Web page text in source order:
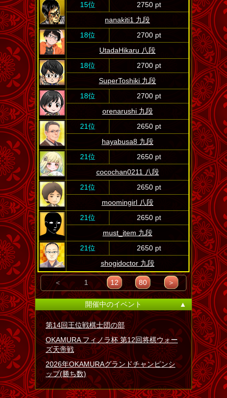
15位
2750 pt
nanakiti1 九段
18位
2700 pt
UtadaHikaru 八段
18位
2700 pt
SuperToshiki 九段
18位
2700 pt
orenarushi 九段
21位
2650 pt
hayabusa8 九段
21位
2650 pt
cocochan0211 八段
21位
2650 pt
moomingirl 八段
21位
2650 pt
must_item 九段
21位
2650 pt
shogidoctor 九段
＜ 1 12 80 ＞
開催中のイベント ▲
第14回王位戦棋士団の部
OKAMURA フィノラ杯 第12回将棋ウォー
ズ天帝戦
2026年OKAMURAグランドチャンピンシ
ップ(勝ち数)